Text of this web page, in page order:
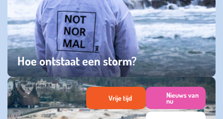
Hoe ontstaat een storm?
woensdag 06 november 2024
Vrije tijd Nieuws van
nu